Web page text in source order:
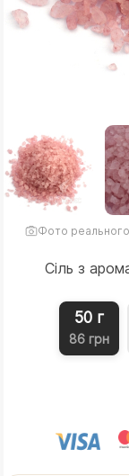
Фото
Сіль з
50 г
86 грн